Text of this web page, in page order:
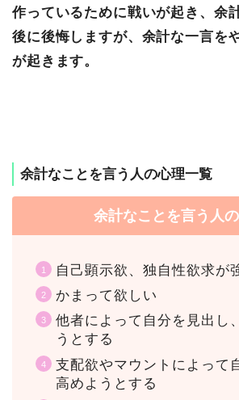
作っているために戦いが起き、余
後に後悔しますが、余計な一言を
が起きます。
余計なことを言う人の心理一覧
余計なことを言う人
自己顕示欲、独自性欲求が
かまって欲しい
他者によって自分を見出し
うとする
支配欲やマウントによって
高めようとする